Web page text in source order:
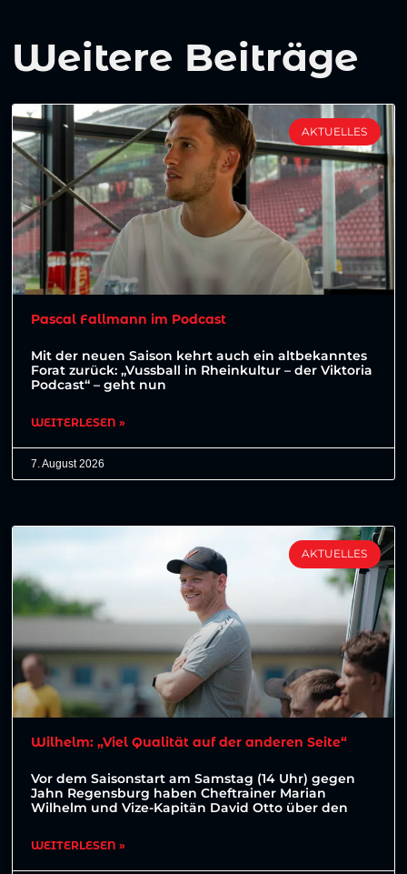
Weitere Beiträge
AKTUELLES
Pascal Fallmann im Podcast
Mit der neuen Saison kehrt auch ein altbekanntes
Forat zurück: „Vussball in Rheinkultur – der Viktoria
Podcast“ – geht nun
WEITERLESEN »
7. August 2026
AKTUELLES
Wilhelm: „Viel Qualität auf der anderen Seite“
Vor dem Saisonstart am Samstag (14 Uhr) gegen
Jahn Regensburg haben Cheftrainer Marian
Wilhelm und Vize-Kapitän David Otto über den
WEITERLESEN »